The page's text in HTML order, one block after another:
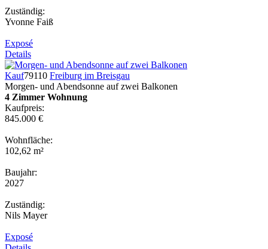
Zuständig:
Yvonne Faiß
Exposé
Details
Kauf79110 Freiburg im Breisgau
Morgen- und Abendsonne auf zwei Balkonen
4 Zimmer Wohnung
Kaufpreis:
845.000 €
Wohnfläche:
102,62 m²
Baujahr:
2027
Zuständig:
Nils Mayer
Exposé